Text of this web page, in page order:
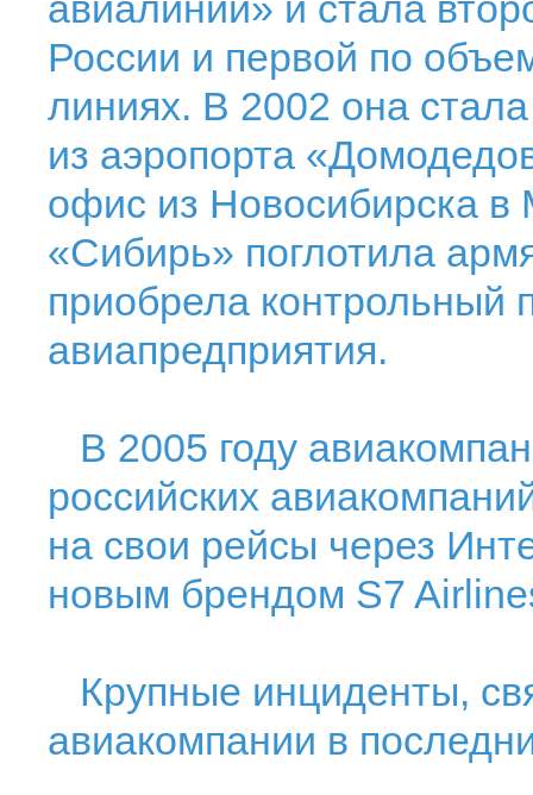
России и первой по
линиях. В 2002 она
из аэропорта
офис из Новосибирска в
«Сибирь» поглотила
приобрела контрольный
авиапредприятия.
В 2005 году
российских
на свои рейсы через
новым брендом S7
Крупные инциденты,
авиакомпании в